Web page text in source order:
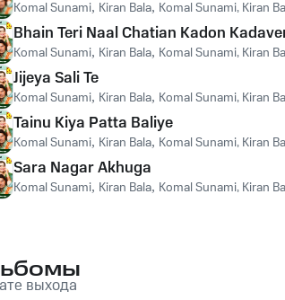
Komal Sunami, Kiran Bala, Komal Sunami, Kiran
Bhain Teri Naal Chatian Kadon
Komal Sunami, Kiran Bala, Komal Sunami, Kiran
Jijeya Sali Te
Komal Sunami, Kiran Bala, Komal Sunami, Kiran
Tainu Kiya Patta Baliye
Komal Sunami, Kiran Bala, Komal Sunami, Kiran
Sara Nagar Akhuga
Komal Sunami, Kiran Bala, Komal Sunami, Kiran
выхода